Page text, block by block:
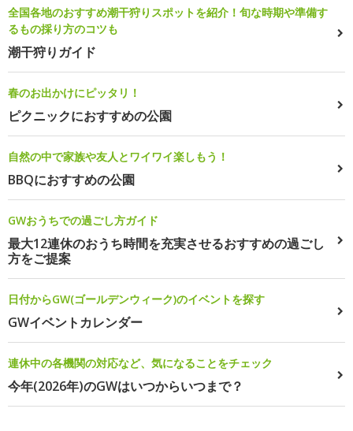
全国各地のおすすめ潮干狩りスポットを紹介！旬な時期や準備す
るもの採り方のコツも
潮干狩りガイド
春のお出かけにピッタリ！
ピクニックにおすすめの公園
自然の中で家族や友人とワイワイ楽しもう！
BBQにおすすめの公園
GWおうちでの過ごし方ガイド
最大12連休のおうち時間を充実させるおすすめの過ごし
方をご提案
日付からGW(ゴールデンウィーク)のイベントを探す
GWイベントカレンダー
連休中の各機関の対応など、気になることをチェック
今年(2026年)のGWはいつからいつまで？